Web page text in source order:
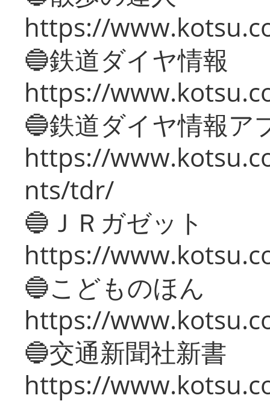
https://
🔵鉄道ダイヤ情報
https://
🔵鉄道ダイヤ情報ア
https://
nts/tdr/
🔵ＪＲガゼット
https://
🔵こどものほん
https://
🔵交通新聞社新書
https://